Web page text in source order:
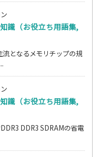
識（お役立ち用語集,
流となるメモリチップの規
識（お役立ち用語集,
DDR3 SDRAMの省電